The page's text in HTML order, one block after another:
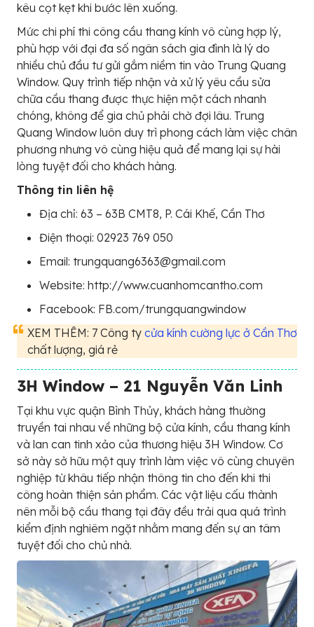
kêu cọt kẹt khi bước lên xuống.
Mức chi phí thi công cầu thang kính vô cùng hợp lý,
phù hợp với đại đa số ngân sách gia đình là lý do
nhiều chủ đầu tư gửi gắm niềm tin vào Trung Quang
Window. Quy trình tiếp nhận và xử lý yêu cầu sửa
chữa cầu thang được thực hiện một cách nhanh
chóng, không để gia chủ phải chờ đợi lâu. Trung
Quang Window luôn duy trì phong cách làm việc chân
phương nhưng vô cùng hiệu quả để mang lại sự hài
lòng tuyệt đối cho khách hàng.
Thông tin liên hệ
Địa chỉ: 63 – 63B CMT8, P. Cái Khế, Cần Thơ
Điện thoại: 02923 769 050
Email: trungquang6363@gmail.com
Website: http://www.cuanhomcantho.com
Facebook: FB.com/trungquangwindow
XEM THÊM: 7 Công ty cửa kính cường lực ở Cần Thơ
chất lượng, giá rẻ
3H Window – 21 Nguyễn Văn Linh
Tại khu vực quận Bình Thủy, khách hàng thường
truyền tai nhau về những bộ cửa kính, cầu thang kính
và lan can tinh xảo của thương hiệu 3H Window. Cơ
sở này sở hữu một quy trình làm việc vô cùng chuyên
nghiệp từ khâu tiếp nhận thông tin cho đến khi thi
công hoàn thiện sản phẩm. Các vật liệu cấu thành
nên mỗi bộ cầu thang tại đây đều trải qua quá trình
kiểm định nghiêm ngặt nhằm mang đến sự an tâm
tuyệt đối cho chủ nhà.